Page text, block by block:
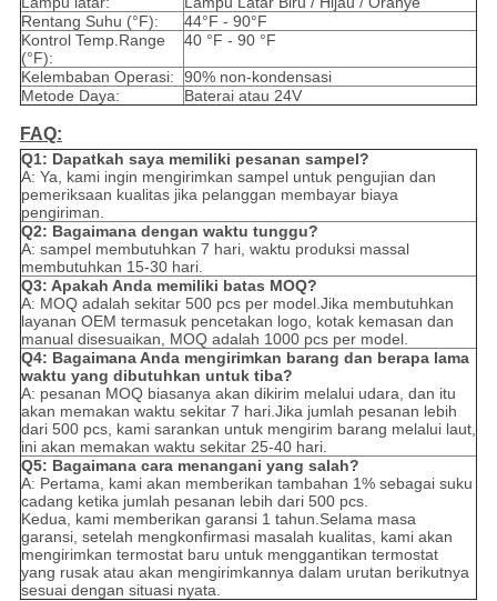
Rentang Suhu (°F):
44°F - 90°F
Kontrol Temp.Range
(°F):
40 °F - 90 °F
Kelembaban Operasi:
90% non-kondensasi
Metode Daya:
Baterai atau 24V
FAQ:
Q1: Dapatkah saya memiliki pesanan sampel?
A: Ya, kami ingin mengirimkan sampel untuk pengujian dan
pemeriksaan kualitas jika pelanggan membayar biaya
pengiriman.
Q2: Bagaimana dengan waktu tunggu?
A: sampel membutuhkan 7 hari, waktu produksi massal
membutuhkan 15-30 hari.
Q3: Apakah Anda memiliki batas MOQ?
A: MOQ adalah sekitar 500 pcs per model.Jika membutuhkan
layanan OEM termasuk pencetakan logo, kotak kemasan dan
manual disesuaikan, MOQ adalah 1000 pcs per model.
Q4: Bagaimana Anda mengirimkan barang dan berapa lama
waktu yang dibutuhkan untuk tiba?
A: pesanan MOQ biasanya akan dikirim melalui udara, dan itu
akan memakan waktu sekitar 7 hari.Jika jumlah pesanan lebih
dari 500 pcs, kami sarankan untuk mengirim barang melalui laut,
ini akan memakan waktu sekitar 25-40 hari.
Q5: Bagaimana cara menangani yang salah?
A: Pertama, kami akan memberikan tambahan 1% sebagai suku
cadang ketika jumlah pesanan lebih dari 500 pcs.
Kedua, kami memberikan garansi 1 tahun.Selama masa
garansi, setelah mengkonfirmasi masalah kualitas, kami akan
mengirimkan termostat baru untuk menggantikan termostat
yang rusak atau akan mengirimkannya dalam urutan berikutnya
sesuai dengan situasi nyata.